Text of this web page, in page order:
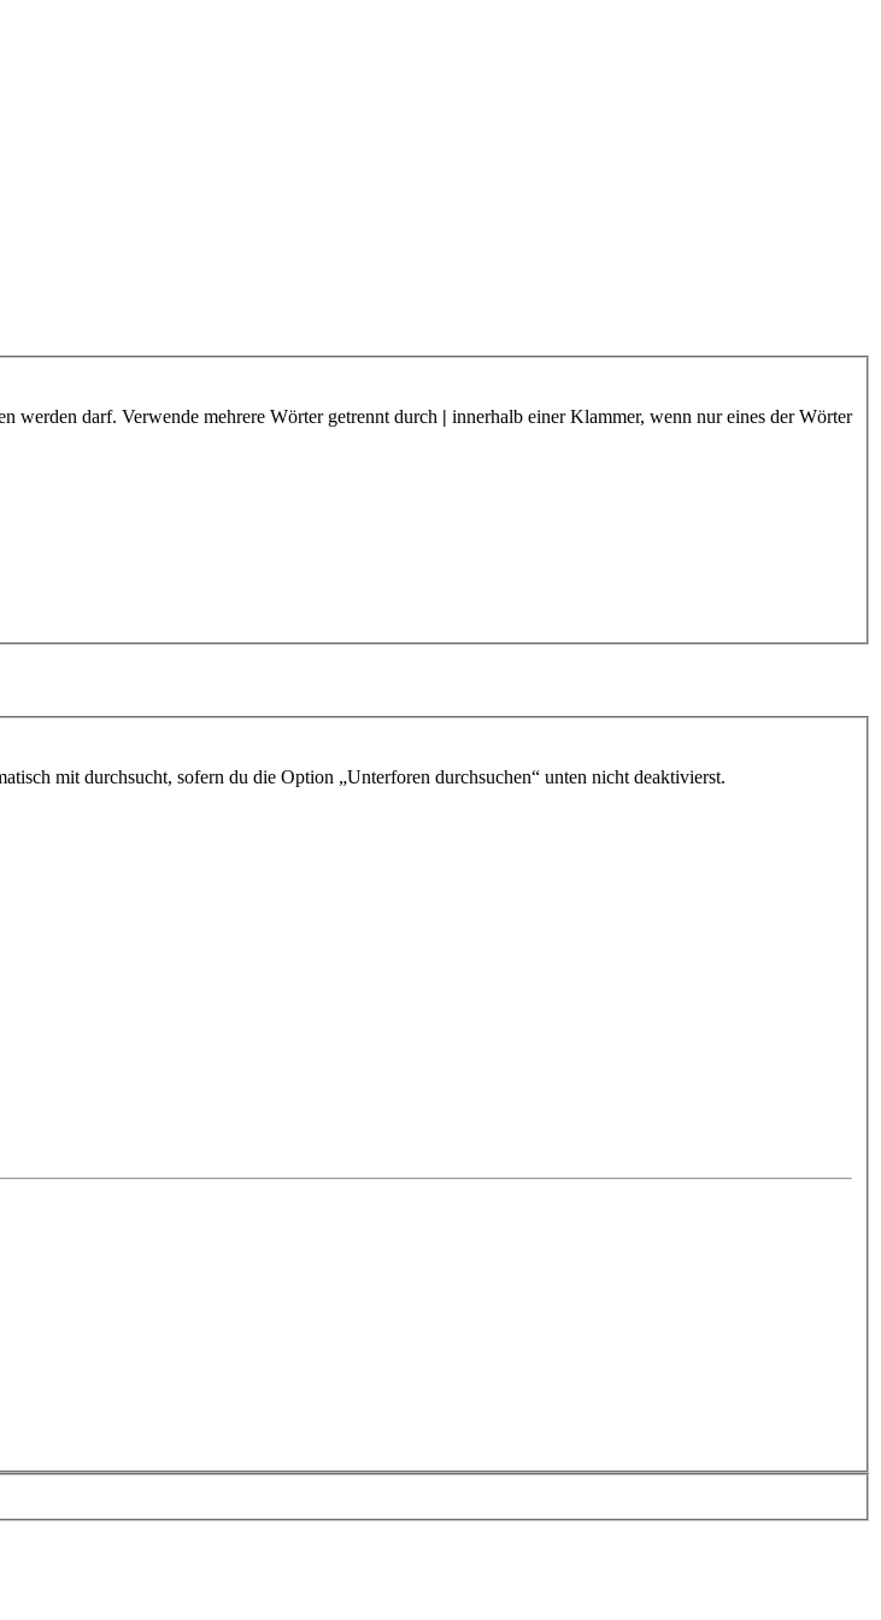
werden darf. Verwende mehrere Wörter getrennt durch | innerhalb einer Klammer, wenn nur eines der Wörter
mit durchsucht, sofern du die Option „Unterforen durchsuchen“ unten nicht deaktivierst.